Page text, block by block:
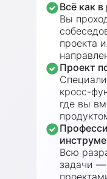
Всё как
Вы
проекта
Проект
кросс-
где вы
Всю
задачи —